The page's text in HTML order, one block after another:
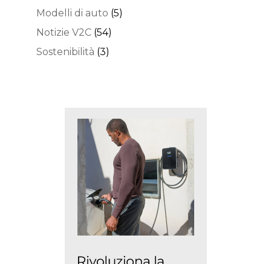
Modelli di auto (5)
Notizie V2C (54)
Sostenibilità (3)